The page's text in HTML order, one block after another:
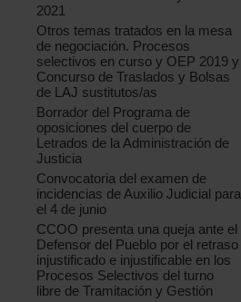
2021
Otros temas tratados en la mesa
de negociación. Procesos
selectivos en curso y OEP 2019 y
Concurso de Traslados y Bolsas
de LAJ sustitutos/as
Borrador del Programa de
oposiciones del cuerpo de
Letrados de la Administración de
Justicia
Convocatoria del examen de
incidencias de Auxilio Judicial para
el 4 de junio
CCOO presenta una queja ante el
Defensor del Pueblo por el retraso
injustificado e injustificable en los
Procesos Selectivos del turno
libre de Tramitación y Gestión